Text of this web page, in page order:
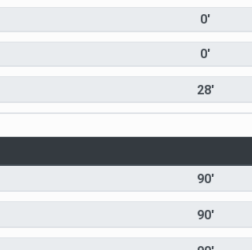
0'
0'
28'
90'
90'